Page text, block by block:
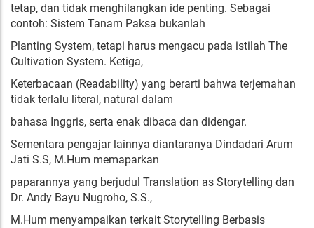
tetap, dan tidak menghilangkan ide penting. Sebagai
contoh: Sistem Tanam Paksa bukanlah
Planting System, tetapi harus mengacu pada istilah The
Cultivation System. Ketiga,
Keterbacaan (Readability) yang berarti bahwa terjemahan
tidak terlalu literal, natural dalam
bahasa Inggris, serta enak dibaca dan didengar.
Sementara pengajar lainnya diantaranya Dindadari Arum
Jati S.S, M.Hum memaparkan
paparannya yang berjudul Translation as Storytelling dan
Dr. Andy Bayu Nugroho, S.S.,
M.Hum menyampaikan terkait Storytelling Berbasis